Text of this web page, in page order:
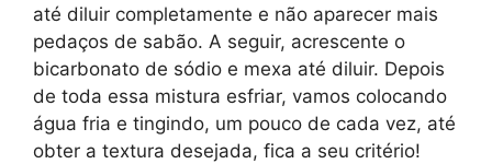
até diluir completamente e não aparecer mais
pedaços de sabão. A seguir, acrescente o
bicarbonato de sódio e mexa até diluir. Depois
de toda essa mistura esfriar, vamos colocando
água fria e tingindo, um pouco de cada vez, até
obter a textura desejada, fica a seu critério!